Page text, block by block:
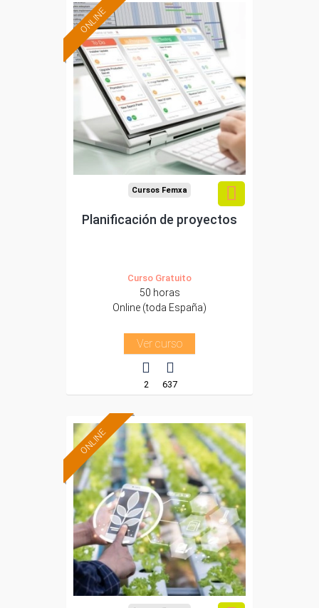
ONLINE
Formación 100%
subvencionada.
Para desempleados,
trabajadores y
autónomos.
Sector
-Administración.
Cursos Femxa
Planificación de proyectos
Curso Gratuito
50 horas
Online (toda España)
Ver curso
2 637
ONLINE
Formación 100%
subvencionada.
Para desempleados,
trabajadores y
autónomos.
Sector
-Agricultura y Ganadería.